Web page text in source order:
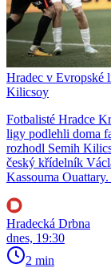
Hradec v Evropské
Kilicsoy
Fotbalisté Hradce
ligy podlehli doma
rozhodl Semih
český křídelník
Kassouma
Hradecká Drbna
dnes, 19:30
2 min